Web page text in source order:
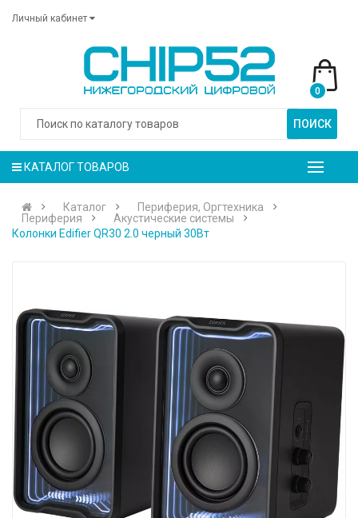
Личный кабинет
ПОИСК
0
КАТАЛОГ ТОВАРОВ
Каталог
Периферия, Оргтехника
Периферия
Акустические системы
Колонки Edifier QR30 2.0 черный 30Вт